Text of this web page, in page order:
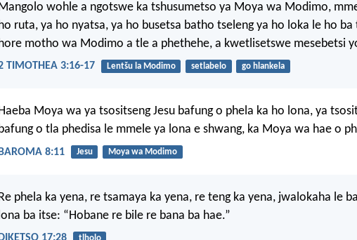
wohle a ngotswe ka tshusumetso ya Moya wa Modimo,
ruta, ya ho nyatsa, ya ho busetsa batho tseleng ya ho loka le ho
motho wa Modimo a tle a phethehe, a kwetlisetswe mesebetsi
TIMOTHEA 3:16-17 Lentšu la Modimo setlabelo go hlankela
Moya wa ya tsositseng Jesu bafung o phela ka ho lona, ya
o tla phedisa le mmele ya lona e shwang, ka Moya wa hae o
BAROMA 8:11 Jesu Moya wa Modimo
Re phela ka yena, re tsamaya ka yena, re teng ka yena, jwalokaha le
lona ba itse: “Hobane re bile re bana ba hae.”
tlholo